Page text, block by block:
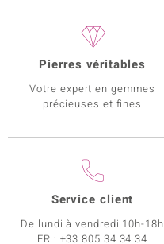
Pierres véritables
Votre expert en gemmes
précieuses et fines
Service client
De lundi à vendredi 10h-18h
FR : +33 805 34 34 34